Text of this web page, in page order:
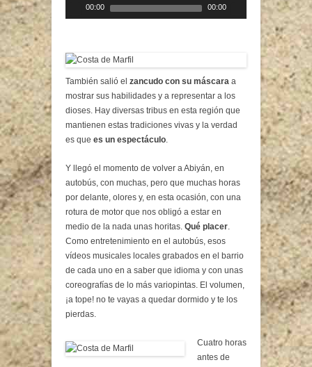
00:00 00:00
También salió el zancudo con su máscara a
mostrar sus habilidades y a representar a los
dioses. Hay diversas tribus en esta región que
mantienen estas tradiciones vivas y la verdad
es que es un espectáculo.
Y llegó el momento de volver a Abiyán, en
autobús, con muchas, pero que muchas horas
por delante, olores y, en esta ocasión, con una
rotura de motor que nos obligó a estar en
medio de la nada unas horitas. Qué placer.
Como entretenimiento en el autobús, esos
vídeos musicales locales grabados en el barrio
de cada uno en a saber que idioma y con unas
coreografías de lo más variopintas. El volumen,
¡a tope! no te vayas a quedar dormido y te los
pierdas.
Cuatro horas
antes de